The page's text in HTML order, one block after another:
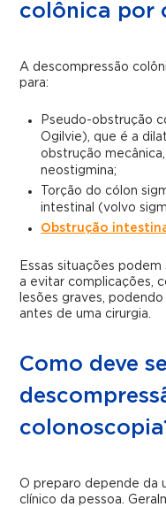
colônica por
A descompressão
para:
Pseudo-obstrução
Ogilvie), que é a
obstrução
neostigmina;
Torção do cólon
intestinal (volvo
Obstrução
Essas situações
a evitar complicações,
lesões graves,
antes de uma cirurgia.
Como deve
O preparo depende da
clínico da pessoa.